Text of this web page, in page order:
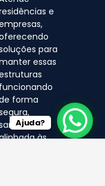
e
para
essas
funcionando
forma
e
às
Ajuda?